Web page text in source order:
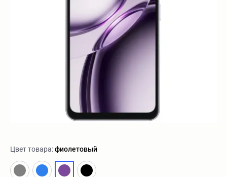
Цвет товара:фиолетовый